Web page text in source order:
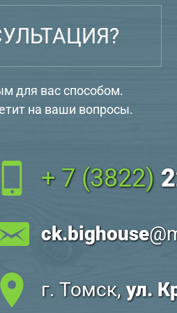
для вас способом.
на ваши вопросы.
+ 7 (3822)
ck.bighouse
г. Томск, ул.